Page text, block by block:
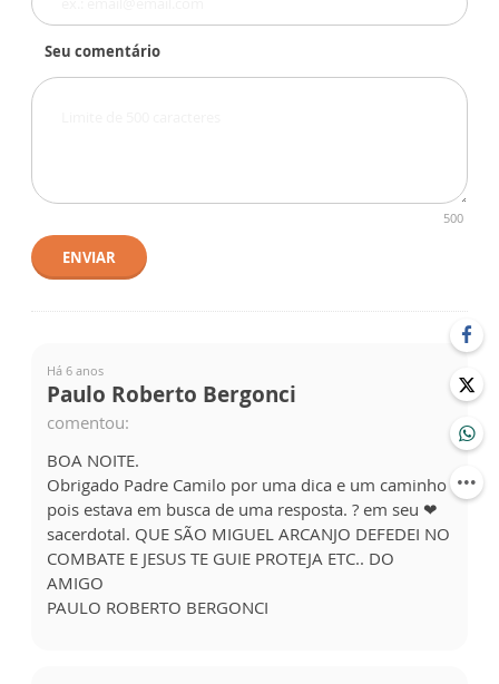
Seu comentário
500
ENVIAR
Há 6 anos
Paulo Roberto Bergonci
comentou:
BOA NOITE.
Obrigado Padre Camilo por uma dica e um caminho
pois estava em busca de uma resposta. ? em seu ❤
sacerdotal. QUE SÃO MIGUEL ARCANJO DEFEDEI NO
COMBATE E JESUS TE GUIE PROTEJA ETC.. DO
AMIGO
PAULO ROBERTO BERGONCI